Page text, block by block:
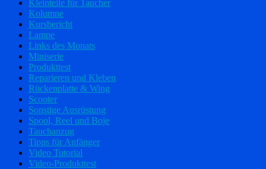
Kleinteile für Taucher
Kolumne
Kursbericht
Lampe
Links des Monats
Miniserie
Produkttest
Reparieren und Kleben
Rückenplatte & Wing
Scooter
Sonstige Ausrüstung
Spool, Reel und Boje
Tauchanzug
Tipps für Anfänger
Video Tutorial
Video-Produkttest